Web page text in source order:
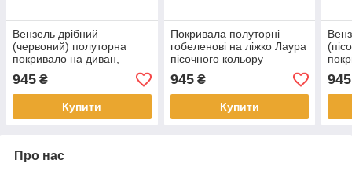
Вензель дрібний
(червоний) полуторна
покривало на диван,
ліжко, тахту
945 ₴
Купити
Покривала полуторні
гобеленові на ліжко Лаура
пісочного кольору
945₴
Купити
945
Про нас